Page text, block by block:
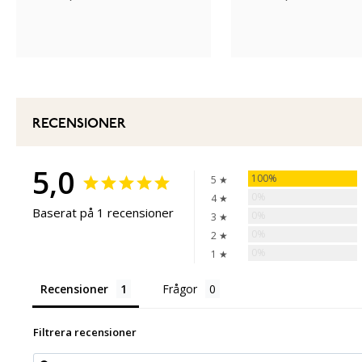
RECENSIONER
5,0
Baserat på 1 recensioner
5 ★ 100%
4 ★
3 ★
2 ★
1 ★
Recensioner Frågor
Filtrera recensioner